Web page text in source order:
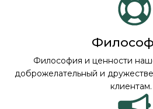
Философия и ценности
доброжелательный и
клиентам.